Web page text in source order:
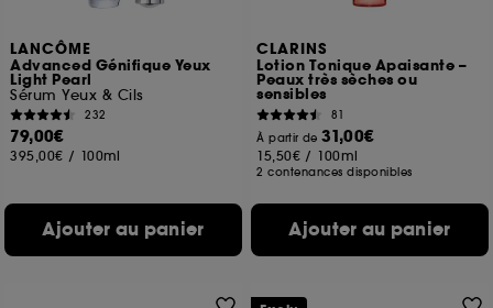
LANCÔME
Advanced Génifique Yeux
Light Pearl
Sérum Yeux & Cils
232
79,00€
395,00€ / 100ml
Ajouter au panier
CLARINS
Lotion Tonique Apaisante –
Peaux très sèches ou
sensibles
81
À partir de31,00€
15,50€ / 100ml
2 contenances disponibles
Ajouter au panier